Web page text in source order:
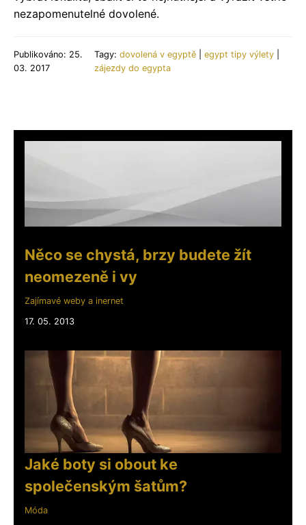
nezapomenutelné dovolené.
Publikováno: 25.
03. 2017
Tagy:dovolená v egyptě |egypt tipy výlety
zájezdy do egypta
Něco se chystá, brzy budete žít
neomezeně i vy
Zajímavé weby a inernet
17. 05. 2013
Jaké boty si obout ke
společenským šatům?
Móda